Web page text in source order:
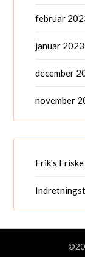
februar
januar 2023
december
november
Frik's